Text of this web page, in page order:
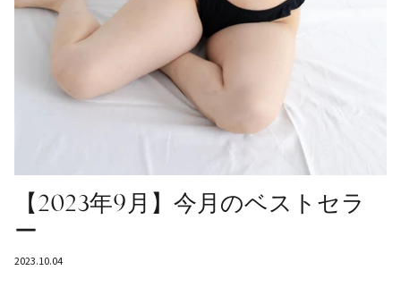
【2023年9月】今月のベストセラ
ー
2023.10.04